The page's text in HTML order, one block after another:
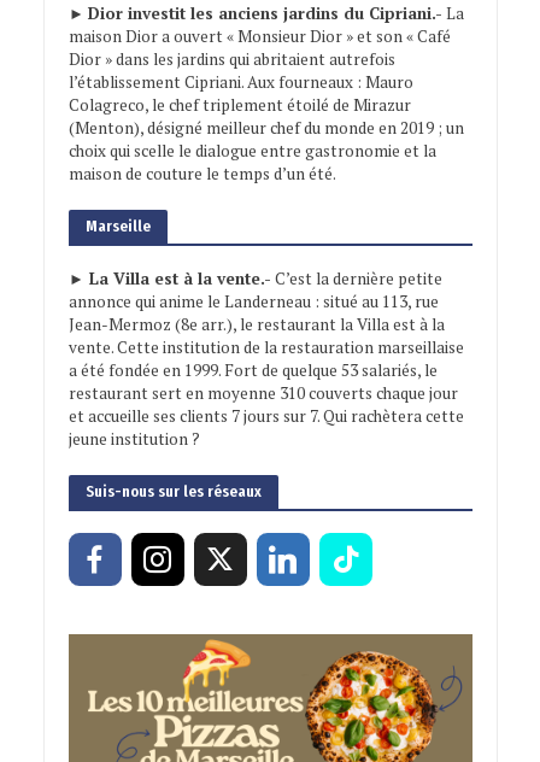
► Dior investit les anciens jardins du Cipriani.- La
maison Dior a ouvert « Monsieur Dior » et son « Café
Dior » dans les jardins qui abritaient autrefois
l’établissement Cipriani. Aux fourneaux : Mauro
Colagreco, le chef triplement étoilé de Mirazur
(Menton), désigné meilleur chef du monde en 2019 ; un
choix qui scelle le dialogue entre gastronomie et la
maison de couture le temps d’un été.
Marseille
► La Villa est à la vente.- C’est la dernière petite
annonce qui anime le Landerneau : situé au 113, rue
Jean-Mermoz (8e arr.), le restaurant la Villa est à la
vente. Cette institution de la restauration marseillaise
a été fondée en 1999. Fort de quelque 53 salariés, le
restaurant sert en moyenne 310 couverts chaque jour
et accueille ses clients 7 jours sur 7. Qui rachètera cette
jeune institution ?
Suis-nous sur les réseaux